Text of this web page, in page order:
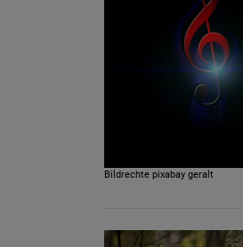
Bildrechte pixabay geralt